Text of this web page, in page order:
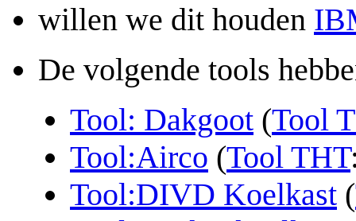
willen we dit houden
De volgende tools
Tool: Dakgoot (Tool
Tool:Airco (Tool THT
Tool:DIVD Koelkast (